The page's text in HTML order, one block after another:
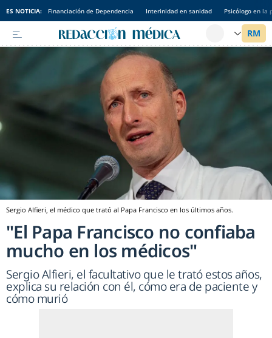
ES NOTICIA: Financiación de Dependencia Interinidad en sanidad Psicólogo en la
Sergio Alfieri, el médico que trató al Papa Francisco en los últimos años.
"El Papa Francisco no confiaba
mucho en los médicos"
Sergio Alfieri, el facultativo que le trató estos años,
explica su relación con él, cómo era de paciente y
cómo murió